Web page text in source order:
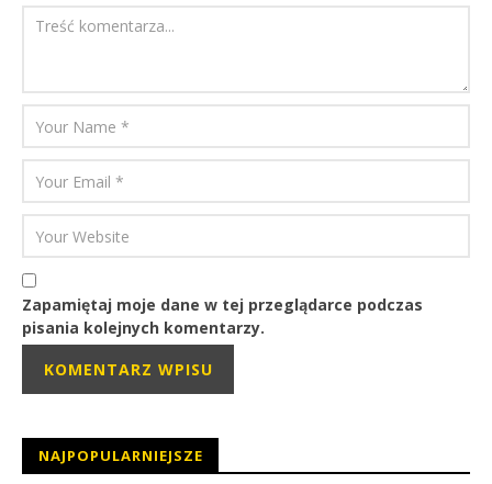
Zapamiętaj moje dane w tej przeglądarce podczas
pisania kolejnych komentarzy.
NAJPOPULARNIEJSZE